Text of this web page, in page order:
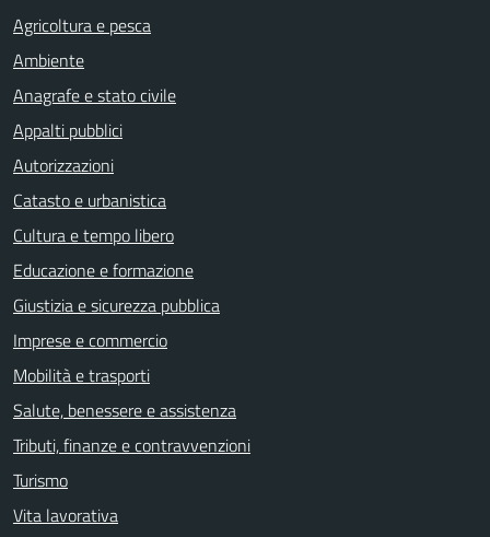
Agricoltura e pesca
Ambiente
Anagrafe e stato civile
Appalti pubblici
Autorizzazioni
Catasto e urbanistica
Cultura e tempo libero
Educazione e formazione
Giustizia e sicurezza pubblica
Imprese e commercio
Mobilità e trasporti
Salute, benessere e assistenza
Tributi, finanze e contravvenzioni
Turismo
Vita lavorativa